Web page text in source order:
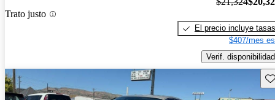
Trato justo
El precio incluye tasas
$407/mes
Verif. disponibilidad